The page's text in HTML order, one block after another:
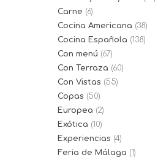
Carne (6)
Cocina Americana (38)
Cocina Española (138)
Con menú (67)
Con Terraza (60)
Con Vistas (55)
Copas (50)
Europea (2)
Exótica (10)
Experiencias (4)
Feria de Málaga (1)